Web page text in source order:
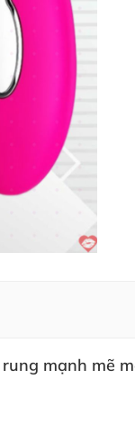
mạnh mẽ